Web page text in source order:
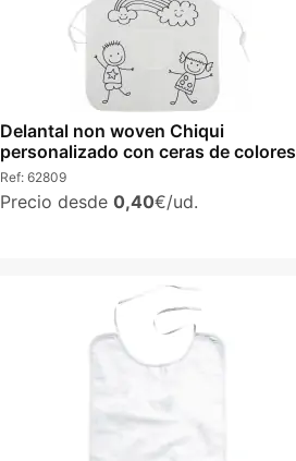
Delantal non woven Chiqui
personalizado con ceras de colores
Ref:62809
Precio desde0,40€/ud.